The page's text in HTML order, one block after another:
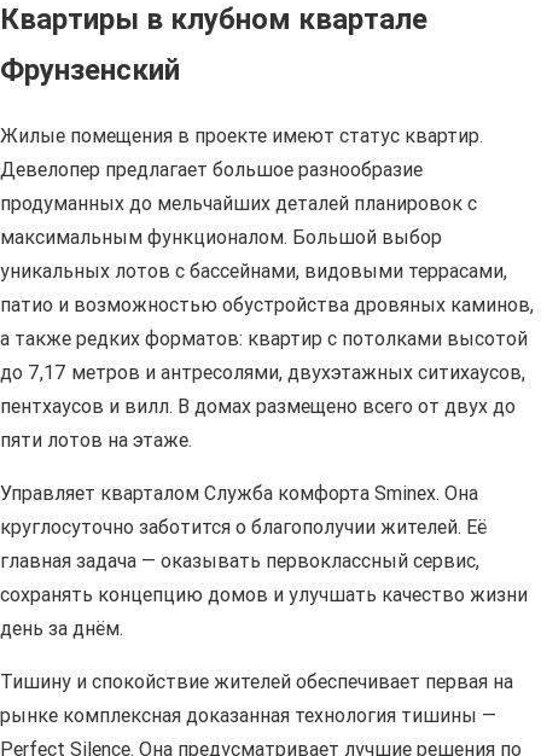
Квартиры в клубном квартале
Фрунзенский
Жилые помещения в проекте имеют статус квартир.
Девелопер предлагает большое разнообразие
продуманных до мельчайших деталей планировок с
максимальным функционалом. Большой выбор
уникальных лотов с бассейнами, видовыми террасами,
патио и возможностью обустройства дровяных каминов,
а также редких форматов: квартир с потолками высотой
до 7,17 метров и антресолями, двухэтажных ситихаусов,
пентхаусов и вилл. В домах размещено всего от двух до
пяти лотов на этаже.
Управляет кварталом Служба комфорта Smineх. Она
круглосуточно заботится о благополучии жителей. Её
главная задача — оказывать первоклассный сервис,
сохранять концепцию домов и улучшать качество жизни
день за днём.
Тишину и спокойствие жителей обеспечивает первая на
рынке комплексная доказанная технология тишины —
Perfect Silence. Она предусматривает лучшие решения по